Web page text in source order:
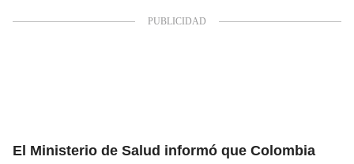
El Ministerio de Salud informó que Colombia